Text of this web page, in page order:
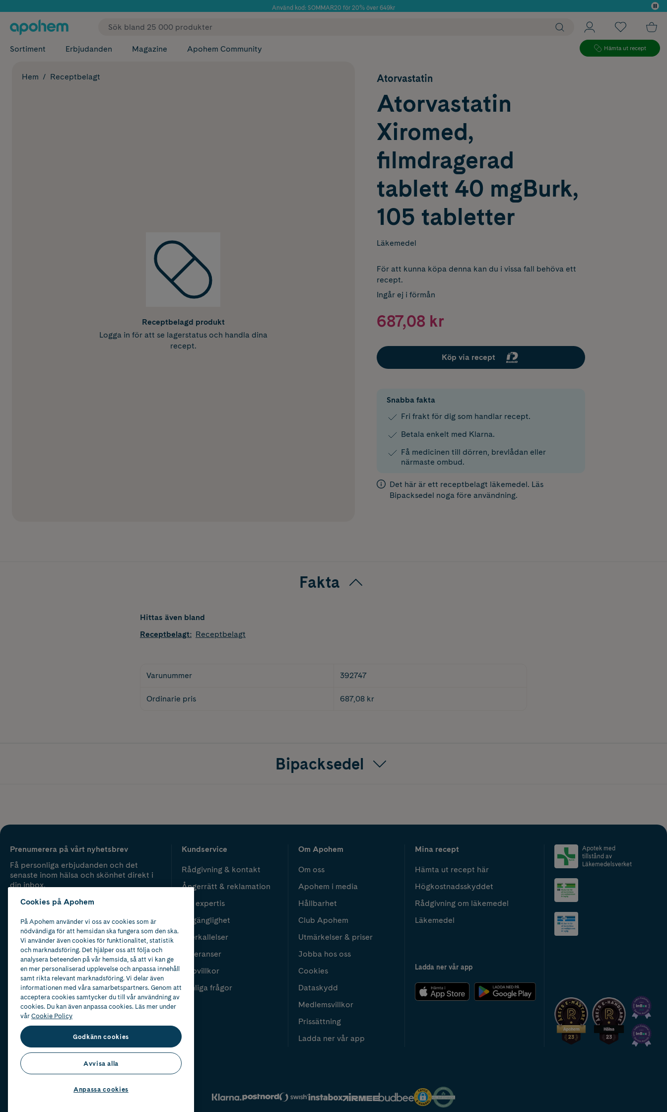
Använd kod: SOMMAR20 för 20% över 649kr
✓ Fri frakt
Sortiment Erbjudanden Magazine Apohem Community Hämta ut recept
Hem Receptbelagt
Receptbelagd produkt
Logga in för att se lagerstatus och handla dina
recept.
Atorvastatin
Atorvastatin
Xiromed,
filmdragerad
tablett 40 mgBurk,
105 tabletter
Läkemedel
För att kunna köpa denna kan du i vissa fall behöva ett
recept.
Ingår ej i förmån
687,08 kr
Köp via recept
Snabba fakta
Fri frakt för dig som handlar recept.
Betala enkelt med Klarna.
Få medicinen till dörren, brevlådan eller
närmaste ombud.
Det här är ett receptbelagt läkemedel. Läs
Bipacksedel noga före användning.
Fakta
Hittas även bland
Receptbelagt: Receptbelagt
Varunummer 392747
Ordinarie pris 687,08 kr
Bipacksedel
Prenumerera på vårt nyhetsbrev
Få personliga erbjudanden och det
senaste inom hälsa och skönhet direkt i
din inbox.
Kundservice
Rådgivning & kontakt
Ångerrätt & reklamation
Vår expertis
Tillgänglighet
Återkallelser
Leveranser
Köpvillkor
Vanliga frågor
Om Apohem
Om oss
Apohem i media
Hållbarhet
Club Apohem
Utmärkelser & priser
Jobba hos oss
Cookies
Dataskydd
Medlemsvillkor
Prissättning
Ladda ner vår app
Mina recept
Hämta ut recept här
Högkostnadsskyddet
Rådgivning om läkemedel
Läkemedel
Ladda ner vår app
Apotek med
tillstånd av
Läkemedelsverket
2024
Cookies på Apohem
På Apohem använder vi oss av cookies som är
nödvändiga för att hemsidan ska fungera som den ska.
Vi använder även cookies för funktionalitet, statistik
och marknadsföring. Det hjälper oss att följa och
analysera beteenden på vår hemsida, så att vi kan ge
en mer personaliserad upplevelse och anpassa innehåll
samt rikta relevant marknadsföring. Vi delar även
informationen med våra samarbetspartners. Genom att
acceptera cookies samtycker du till vår användning av
cookies. Du kan även anpassa cookies. Läs mer under
vårCookie Policy
Godkänn cookies
Avvisa alla
Anpassa cookies